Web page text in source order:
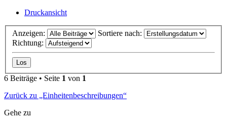
Druckansicht
Anzeigen:
Sortiere nach:
Richtung:
6 Beiträge • Seite 1 von 1
Zurück zu „Einheitenbeschreibungen“
Gehe zu